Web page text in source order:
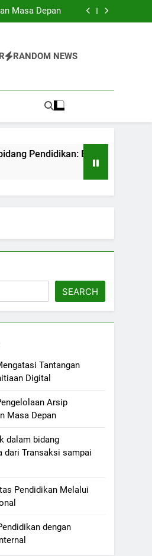
Masa Depan
dari Transaksi
Masa Depan
Transaksi
RANDOM NEWS
Bermula dari Transaksi
SEARCH
Tantangan
Digital
Arsip
Masa Depan
dalam bidang
dari Transaksi sampai
Pendidikan Melalui
dengan